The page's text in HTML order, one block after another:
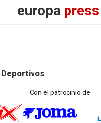
europapress
Con el patrocinio de